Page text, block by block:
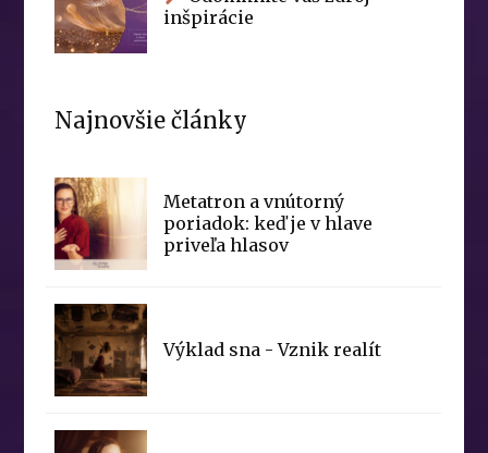
inšpirácie
Najnovšie články
Metatron a vnútorný
poriadok: keď je v hlave
priveľa hlasov
Výklad sna - Vznik realít